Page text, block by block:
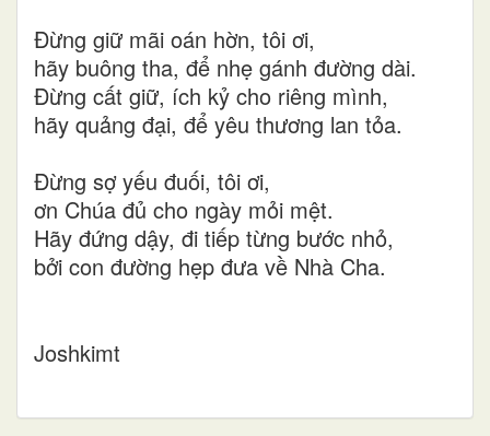
Đừng giữ mãi oán hờn, tôi ơi,
hãy buông tha, để nhẹ gánh đường dài.
Đừng cất giữ, ích kỷ cho riêng mình,
hãy quảng đại, để yêu thương lan tỏa.
Đừng sợ yếu đuối, tôi ơi,
ơn Chúa đủ cho ngày mỏi mệt.
Hãy đứng dậy, đi tiếp từng bước nhỏ,
bởi con đường hẹp đưa về Nhà Cha.
Joshkimt